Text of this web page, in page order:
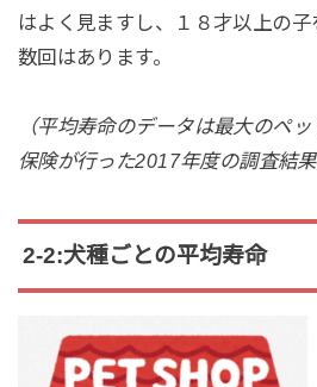
はよく見ますし、１８才以上の
数回はあります。
（平均寿命のデータは最大のペ
保険が行った2017年度の調査結
2-2:犬種ごとの平均寿命